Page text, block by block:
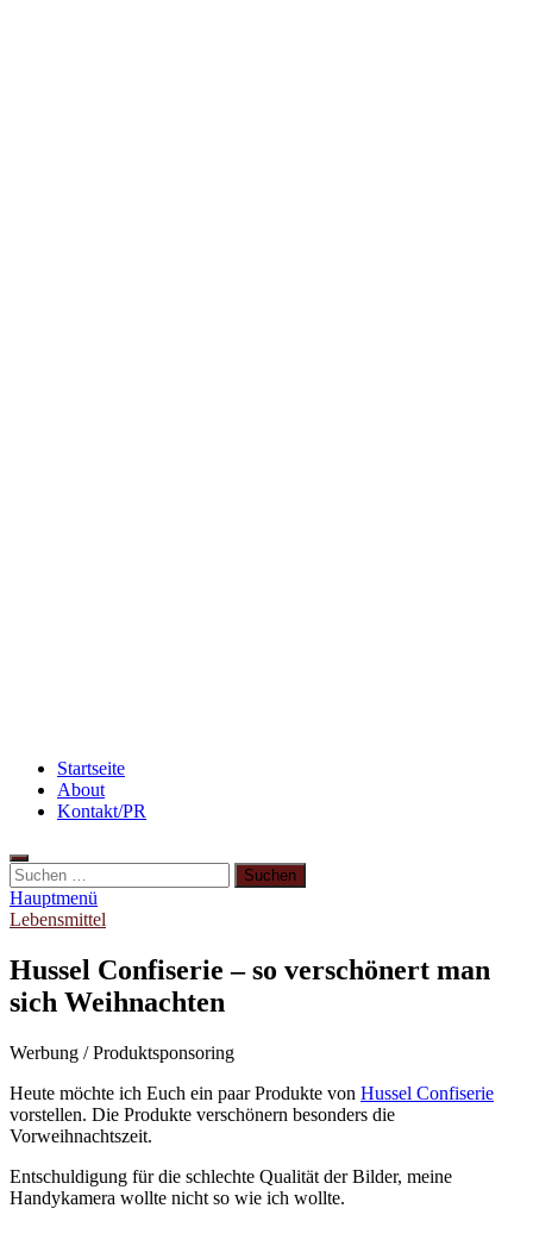
Startseite
About
Kontakt/PR
Hauptmenü
Lebensmittel
Hussel Confiserie – so verschönert man
sich Weihnachten
Werbung / Produktsponsoring
Heute möchte ich Euch ein paar Produkte von Hussel Confiserie
vorstellen. Die Produkte verschönern besonders die
Vorweihnachtszeit.
Entschuldigung für die schlechte Qualität der Bilder, meine
Handykamera wollte nicht so wie ich wollte.